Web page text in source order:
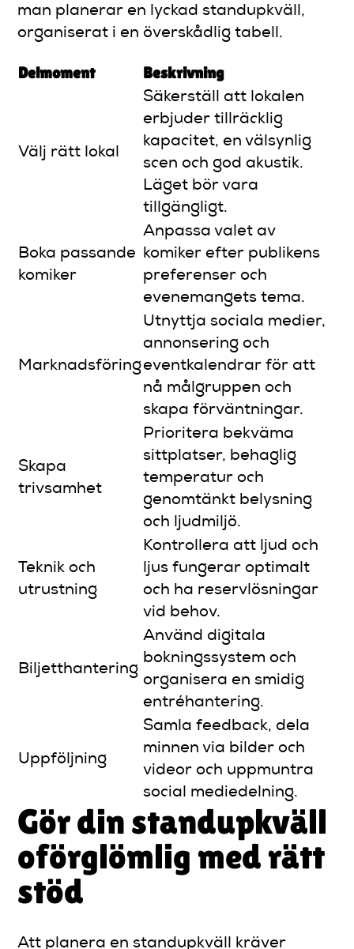
man planerar en lyckad standupkväll,
organiserat i en överskådlig tabell.
Delmoment Beskrivning
Välj rätt lokal
Säkerställ att lokalen
erbjuder tillräcklig
kapacitet, en välsynlig
scen och god akustik.
Läget bör vara
tillgängligt.
Boka passande
komiker
Anpassa valet av
komiker efter publikens
preferenser och
evenemangets tema.
Marknadsföring
Utnyttja sociala medier,
annonsering och
eventkalendrar för att
nå målgruppen och
skapa förväntningar.
Skapa
trivsamhet
Prioritera bekväma
sittplatser, behaglig
temperatur och
genomtänkt belysning
och ljudmiljö.
Teknik och
utrustning
Kontrollera att ljud och
ljus fungerar optimalt
och ha reservlösningar
vid behov.
Biljetthantering
Använd digitala
bokningssystem och
organisera en smidig
entréhantering.
Uppföljning
Samla feedback, dela
minnen via bilder och
videor och uppmuntra
social mediedelning.
Gör din standupkväll
oförglömlig med rätt
stöd
Att planera en standupkväll kräver